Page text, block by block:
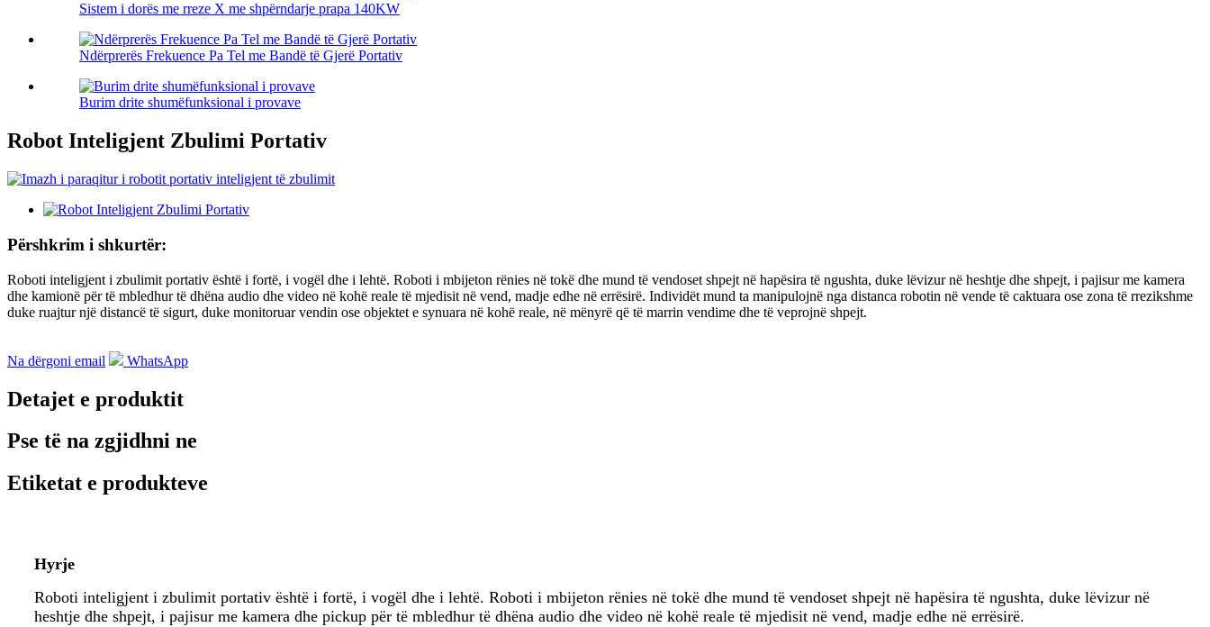
Sistem i dorës me rreze X me shpërndarje prapa 140KW
Ndërprerës Frekuence Pa Tel me Bandë të Gjerë Portativ
Burim drite shumëfunksional i provave
Robot Inteligjent Zbulimi Portativ
Përshkrim i shkurtër:
Roboti inteligjent i zbulimit portativ është i fortë, i vogël dhe i lehtë. Roboti i mbijeton rënies në tokë dhe mund të vendoset shpejt në hapësira të ngushta, duke lëvizur në heshtje dhe shpejt, i pajisur me kamera
dhe kamionë për të mbledhur të dhëna audio dhe video në kohë reale të mjedisit në vend, madje edhe në errësirë. Individët mund ta manipulojnë nga distanca robotin në vende të caktuara ose zona të rrezikshme
duke ruajtur një distancë të sigurt, duke monitoruar vendin ose objektet e synuara në kohë reale, në mënyrë që të marrin vendime dhe të veprojnë shpejt.
Na dërgoni email WhatsApp
Detajet e produktit
Pse të na zgjidhni ne
Etiketat e produkteve
Hyrje
Roboti inteligjent i zbulimit portativ është i fortë, i vogël dhe i lehtë. Roboti i mbijeton rënies në tokë dhe mund të vendoset shpejt në hapësira të ngushta, duke lëvizur në
heshtje dhe shpejt, i pajisur me kamera dhe pickup për të mbledhur të dhëna audio dhe video në kohë reale të mjedisit në vend, madje edhe në errësirë.